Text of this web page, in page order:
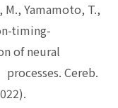
Yamamoto, T.,
timing-
of neural
Cereb.